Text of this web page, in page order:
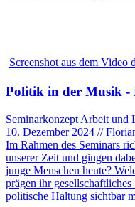
Screenshot aus dem Video
Politik in der Musik -
Seminarkonzept Arbeit und
10. Dezember 2024 //
Im Rahmen des Seminars
unserer Zeit und gingen
junge Menschen heute?
prägen ihr
politische Haltung sichtbar